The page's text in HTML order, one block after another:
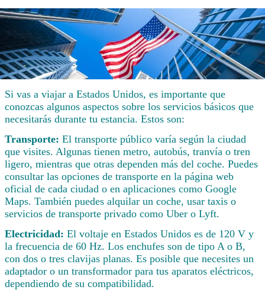
Si vas a viajar a Estados Unidos, es importante que
conozcas algunos aspectos sobre los servicios básicos que
necesitarás durante tu estancia. Estos son:
Transporte: El transporte público varía según la ciudad
que visites. Algunas tienen metro, autobús, tranvía o tren
ligero, mientras que otras dependen más del coche. Puedes
consultar las opciones de transporte en la página web
oficial de cada ciudad o en aplicaciones como Google
Maps. También puedes alquilar un coche, usar taxis o
servicios de transporte privado como Uber o Lyft.
Electricidad: El voltaje en Estados Unidos es de 120 V y
la frecuencia de 60 Hz. Los enchufes son de tipo A o B,
con dos o tres clavijas planas. Es posible que necesites un
adaptador o un transformador para tus aparatos eléctricos,
dependiendo de su compatibilidad.